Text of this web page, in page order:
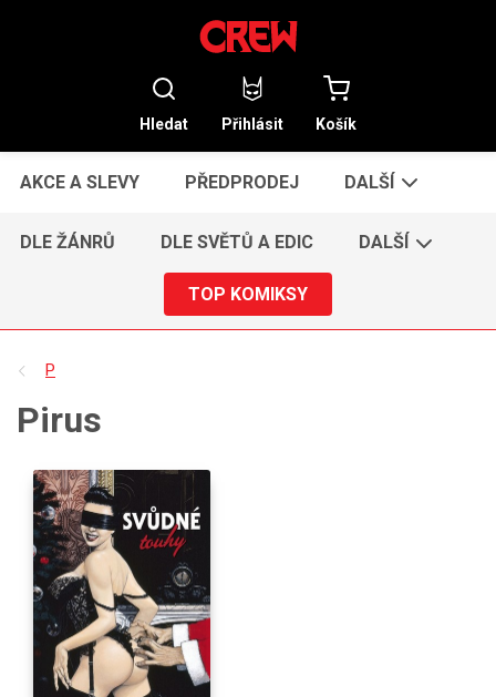
Hledat Přihlásit Košík
AKCE A SLEVY PŘEDPRODEJ DALŠÍ
DLE ŽÁNRŮ DLE SVĚTŮ A EDIC DALŠÍ
TOP KOMIKSY
P
Pirus